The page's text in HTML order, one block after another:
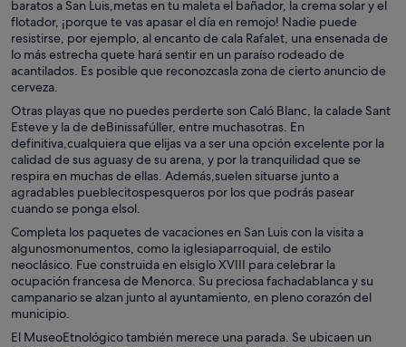
baratos a San Luis,metas en tu maleta el bañador, la crema solar y el
flotador, ¡porque te vas apasar el día en remojo! Nadie puede
resistirse, por ejemplo, al encanto de cala Rafalet, una ensenada de
lo más estrecha quete hará sentir en un paraíso rodeado de
acantilados. Es posible que reconozcasla zona de cierto anuncio de
cerveza.
Otras playas que no puedes perderte son Caló Blanc, la calade Sant
Esteve y la de deBinissafúller, entre muchasotras. En
definitiva,cualquiera que elijas va a ser una opción excelente por la
calidad de sus aguasy de su arena, y por la tranquilidad que se
respira en muchas de ellas. Además,suelen situarse junto a
agradables pueblecitospesqueros por los que podrás pasear
cuando se ponga elsol.
Completa los paquetes de vacaciones en San Luis con la visita a
algunosmonumentos, como la iglesiaparroquial, de estilo
neoclásico. Fue construida en elsiglo XVIII para celebrar la
ocupación francesa de Menorca. Su preciosa fachadablanca y su
campanario se alzan junto al ayuntamiento, en pleno corazón del
municipio.
El MuseoEtnológico también merece una parada. Se ubicaen un